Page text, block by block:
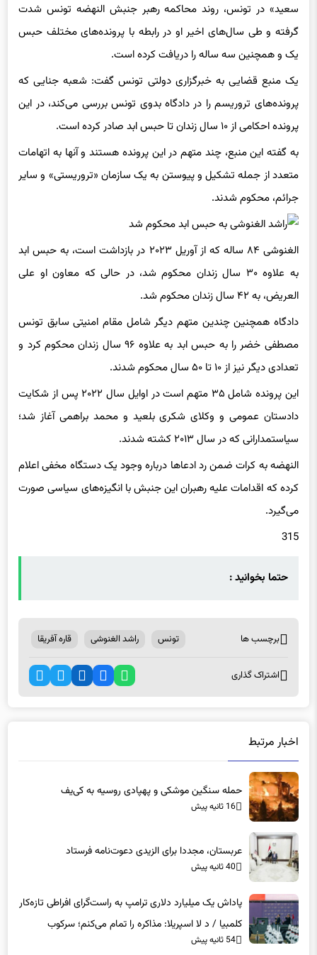
سعید» در تونس، روند محاکمه رهبر جنبش النهضه تونس شدت
گرفته و طی سال‌های اخیر او در رابطه با پرونده‌های مختلف حبس
یک و همچنین سه ساله را دریافت کرده است.
یک منبع قضایی به خبرگزاری دولتی تونس گفت: شعبه جنایی که
پرونده‌های تروریسم را در دادگاه بدوی تونس بررسی می‌کند، در این
پرونده احکامی از ۱۰ سال زندان تا حبس ابد صادر کرده است.
به گفته این منبع، چند متهم در این پرونده هستند و آنها به اتهامات
متعدد از جمله تشکیل و پیوستن به یک سازمان «تروریستی» و سایر
جرائم، محکوم شدند.
الغنوشی ۸۴ ساله که از آوریل ۲۰۲۳ در بازداشت است، به حبس ابد
به علاوه ۳۰ سال زندان محکوم شد، در حالی که معاون او علی
العریض، به ۴۲ سال زندان محکوم شد.
دادگاه همچنین چندین متهم دیگر شامل مقام امنیتی سابق تونس
مصطفی خضر را به حبس ابد به علاوه ۹۶ سال زندان محکوم کرد و
تعدادی دیگر نیز از ۱۰ تا ۵۰ سال محکوم شدند.
این پرونده شامل ۳۵ متهم است در اوایل سال ۲۰۲۲ پس از شکایت
دادستان عمومی و وکلای شکری بلعید و محمد براهمی آغاز شد؛
سیاستمدارانی که در سال ۲۰۱۳ کشته شدند.
النهضه به کرات ضمن رد ادعاها درباره وجود یک دستگاه مخفی اعلام
کرده که اقدامات علیه رهبران این جنبش با انگیزه‌های سیاسی صورت
می‌گیرد.
315
حتما بخوانید :
برچسب ها تونس راشد الغنوشی قاره آفریقا
اشتراک گذاری
اخبار مرتبط
حمله سنگین موشکی و پهپادی روسیه به کی‌یف
16 ثانیه پیش
عربستان، مجددا برای الزیدی دعوت‌نامه فرستاد
40 ثانیه پیش
پاداش یک میلیارد دلاری ترامپ به راست‌گرای افراطی تازه‌کار
کلمبیا / د لا اسپریلا: مذاکره را تمام می‌کنم؛ سرکوب
می‌کنم؛ ۴۰ درصد دولت را دور می‌ریزم
54 ثانیه پیش